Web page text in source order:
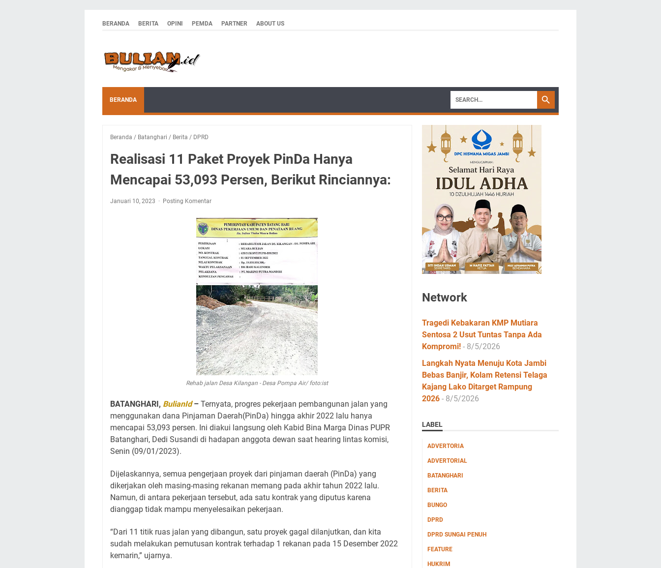
BERANDA BERITA OPINI PEMDA PARTNER ABOUT US
BERANDA
Beranda / Batanghari / Berita / DPRD
Realisasi 11 Paket Proyek PinDa Hanya
Mencapai 53,093 Persen, Berikut Rinciannya:
Januari 10, 2023 Posting Komentar
Rehab jalan Desa Kilangan - Desa Pompa Air/ foto:ist
BATANGHARI, BulianId– Ternyata, progres pekerjaan pembangunan jalan yang
menggunakan dana Pinjaman Daerah(PinDa) hingga akhir 2022 lalu hanya
mencapai 53,093 persen. Ini diakui langsung oleh Kabid Bina Marga Dinas PUPR
Batanghari, Dedi Susandi di hadapan anggota dewan saat hearing lintas komisi,
Senin (09/01/2023).
Dijelaskannya, semua pengerjaan proyek dari pinjaman daerah (PinDa) yang
dikerjakan oleh masing-masing rekanan memang pada akhir tahun 2022 lalu.
Namun, di antara pekerjaan tersebut, ada satu kontrak yang diputus karena
dianggap tidak mampu menyelesaikan pekerjaan.
“Dari 11 titik ruas jalan yang dibangun, satu proyek gagal dilanjutkan, dan kita
sudah melakukan pemutusan kontrak terhadap 1 rekanan pada 15 Desember 2022
kemarin,” ujarnya.
Network
Tragedi Kebakaran KMP Mutiara
Sentosa 2 Usut Tuntas Tanpa Ada
Kompromi!- 8/5/2026
Langkah Nyata Menuju Kota Jambi
Bebas Banjir, Kolam Retensi Telaga
Kajang Lako Ditarget Rampung
2026- 8/5/2026
LABEL
ADVERTORIA
ADVERTORIAL
BATANGHARI
BERITA
BUNGO
DPRD
DPRD SUNGAI PENUH
FEATURE
HUKRIM